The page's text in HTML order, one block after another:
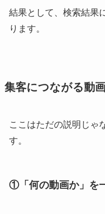
結果として、検索結果
ります。
集客につながる動
ここはただの説明じゃ
す。
①「何の動画か」を